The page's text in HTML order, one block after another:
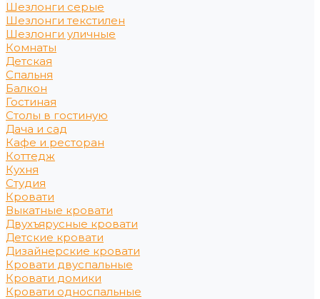
Шезлонги серые
Шезлонги текстилен
Шезлонги уличные
Комнаты
Детская
Спальня
Балкон
Гостиная
Столы в гостиную
Дача и сад
Кафе и ресторан
Коттедж
Кухня
Студия
Кровати
Выкатные кровати
Двухъярусные кровати
Детские кровати
Дизайнерские кровати
Кровати двуспальные
Кровати домики
Кровати односпальные